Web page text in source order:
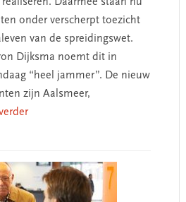
onder verscherpt toezicht
van de spreidingswet.
Dijksma noemt dit in
“heel jammer”. De nieuw
zijn Aalsmeer,